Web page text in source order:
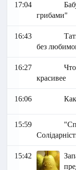
17:04
грибами"
16:43
без
16:27
красивее
16:06
15:59
15:42